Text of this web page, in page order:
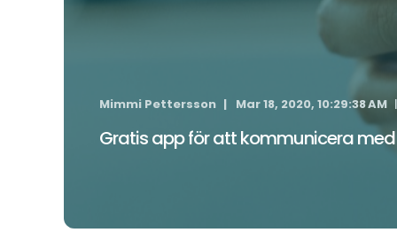
Mimmi Pettersson Mar 18, 2020, 10:29:38 AM
Gratis app för att kommunicera